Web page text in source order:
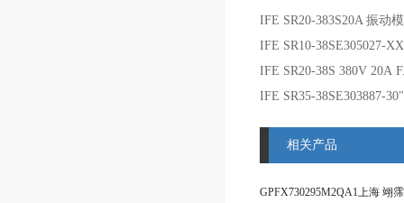
IFE SR20-383S20A 振动
IFE SR10-38SE305027-
IFE SR20-38S 380V 20A
IFE SR35-38SE303887-
相关产品